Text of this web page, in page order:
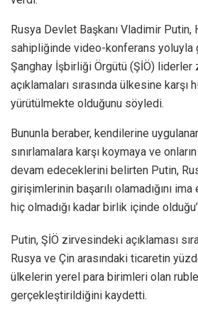
Rusya Devlet Başkanı Vladimir Putin,
sahipliğinde video-konferans yoluyla
Şanghay İşbirliği Örgütü (ŞİÖ)
açıklamaları sırasında ülkesine karşı
yürütülmekte olduğunu söyledi.
Bununla beraber, kendilerine
sınırlamalara karşı koymaya ve
devam edeceklerini belirten Putin,
girişimlerinin başarılı olamadığını ima
hiç olmadığı kadar birlik içinde
Putin, ŞİÖ zirvesindeki açıklaması
Rusya ve Çin arasındaki ticaretin
ülkelerin yerel para birimleri olan
gerçekleştirildiğini kaydetti.